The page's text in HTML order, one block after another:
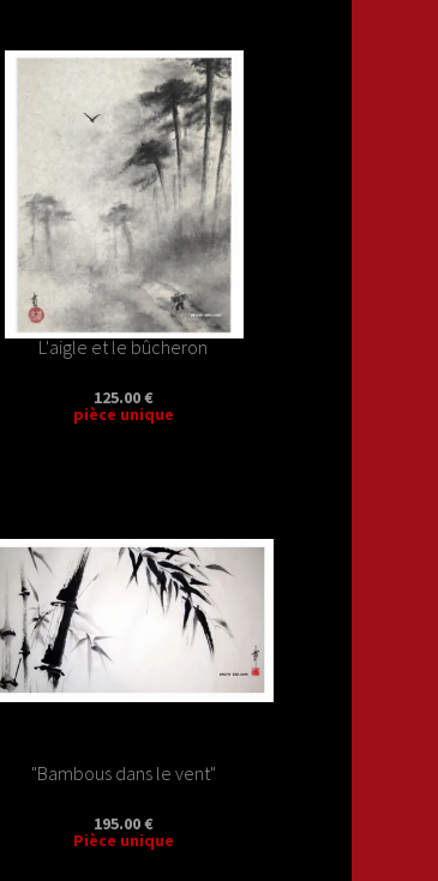
L'aigle et le bûcheron
125.00 €
pièce unique
"Bambous dans le vent"
195.00 €
Pièce unique